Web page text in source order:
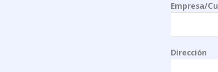
Empresa/
Dirección